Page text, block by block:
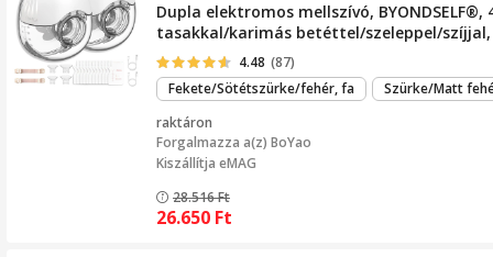
Dupla elektromos mellszívó,
tasakkal/karimás betéttel/szeleppel/
4.48 (87)
Fekete/Sötétszürke/fehér, fa
Szürke/Matt
raktáron
Forgalmazza a(z) BoYao
Kiszállítja eMAG
28.516Ft
26.650 Ft